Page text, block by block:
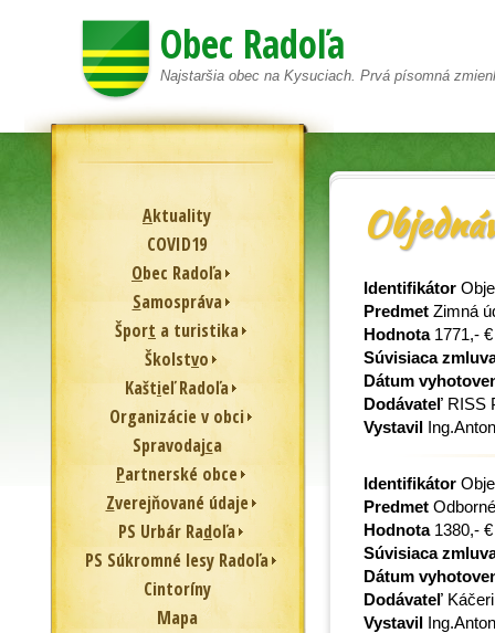
Obec Radoľa
Najstaršia obec na Kysuciach. Prvá písomná
Aktuality
COVID19
Obec Radoľa
Samospráva
Šport a turistika
Školstvo
Kaštieľ Radoľa
Organizácie v obci
Spravodajca
Partnerské obce
Zverejňované údaje
PS Urbár Radoľa
PS Súkromné lesy Radoľa
Cintoríny
Mapa
Identifikátor
Predmet Zimná
Hodnota1771,- €
Súvisiaca
Dátum
Dodávateľ RISS
Vystavil
Identifikátor
Predmet
Hodnota1380,- €
Súvisiaca
Dátum
Dodávateľ
Vystavil